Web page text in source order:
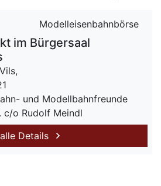
Modelleisenbahnbörse
im Bürgersaal
und Modellbahnfreunde
c/o Rudolf Meindl
alle Details